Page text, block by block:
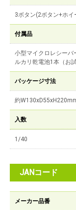
3ボタン(2ボタン+ホイ
付属品
小型マイクロレシーバ
ルカリ乾電池1本（お試
パッケージ寸法
約
入数
1/40
JANコード
メーカー品番